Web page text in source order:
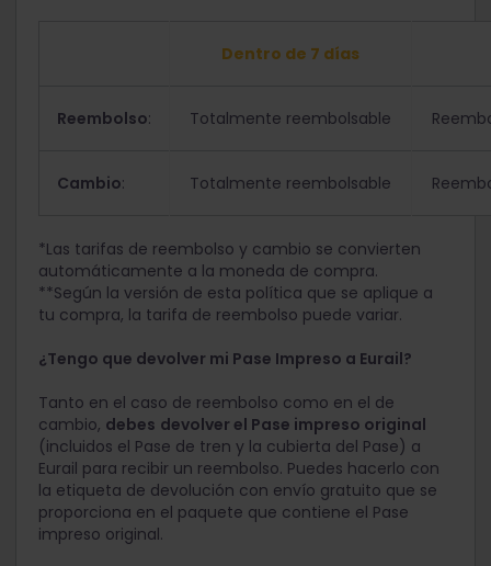
Dentro de 7 días
Reembolso: Totalmente reembolsable
Cambio: Totalmente reembolsable
*Las tarifas de reembolso y cambio se convierten
automáticamente a la moneda de compra.
**Según la versión de esta política que se aplique a
tu compra, la tarifa de reembolso puede variar.
¿Tengo que devolver mi Pase Impreso a Eurail?
Tanto en el caso de reembolso como en el de
cambio, debes devolver el Pase impreso original
(incluidos el Pase de tren y la cubierta del Pase) a
Eurail para recibir un reembolso. Puedes hacerlo con
la etiqueta de devolución con envío gratuito que se
proporciona en el paquete que contiene el Pase
impreso original.